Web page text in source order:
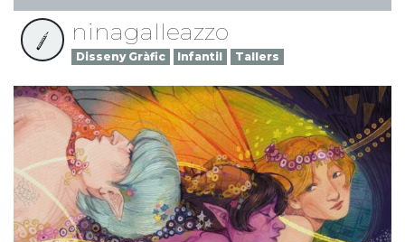
ninagalleazzo
Disseny Gràfic Infantil Tallers